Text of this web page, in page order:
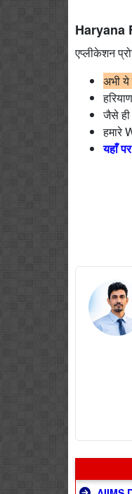
Haryana
एप्लीकेशन
अभी ये
जैसे ही
हमारे
यहाँ